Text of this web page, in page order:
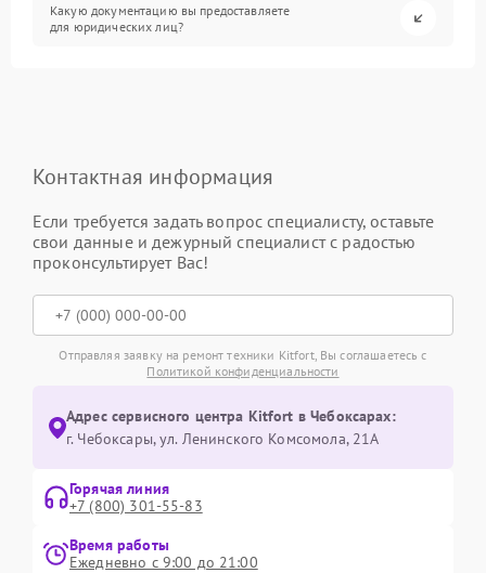
Какую документацию вы предоставляете
для юридических лиц?
Контактная информация
Если требуется задать вопрос специалисту, оставьте
свои данные и дежурный специалист с радостью
проконсультирует Вас!
Отправляя заявку на ремонт техники Kitfort, Вы соглашаетесь с
Политикой конфиденциальности
Адрес сервисного центра Kitfort в Чебоксарах:
г. Чебоксары, ул. Ленинского Комсомола, 21А
Горячая линия
+7 (800) 301-55-83
Время работы
Ежедневно с 9:00 до 21:00